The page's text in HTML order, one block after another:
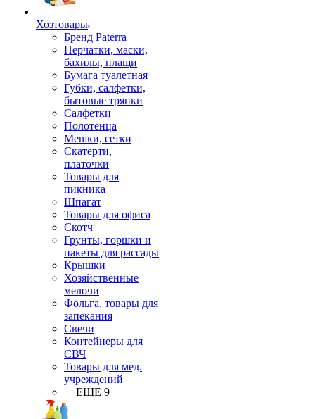
Хозтовары
Бренд Paterra
Перчатки, маски,
бахилы, плащи
Бумага туалетная
Губки, салфетки,
бытовые тряпки
Салфетки
Полотенца
Мешки, сетки
Скатерти,
платочки
Товары для
пикника
Шпагат
Товары для офиса
Скотч
Грунты, горшки и
пакеты для рассады
Крышки
Хозяйственные
мелочи
Фольга, товары для
запекания
Свечи
Контейнеры для
СВЧ
Товары для мед.
учреждений
+ ЕЩЕ 9